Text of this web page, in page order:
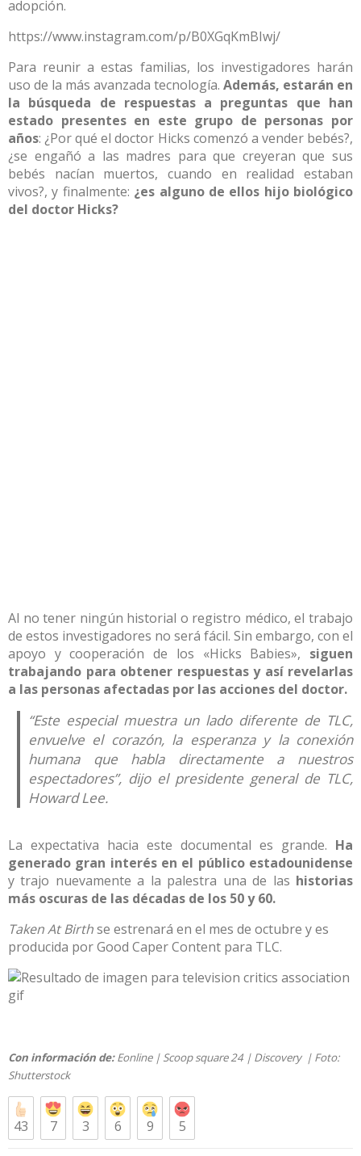
adopción.
https://www.instagram.com/p/B0XGqKmBIwj/
Para reunir a estas familias, los investigadores harán
uso de la más avanzada tecnología. Además, estarán en
la búsqueda de respuestas a preguntas que han
estado presentes en este grupo de personas por
años: ¿Por qué el doctor Hicks comenzó a vender bebés?,
¿se engañó a las madres para que creyeran que sus
bebés nacían muertos, cuando en realidad estaban
vivos?, y finalmente: ¿es alguno de ellos hijo biológico
del doctor Hicks?
Al no tener ningún historial o registro médico, el trabajo
de estos investigadores no será fácil. Sin embargo, con el
apoyo y cooperación de los «Hicks Babies», siguen
trabajando para obtener respuestas y así revelarlas
a las personas afectadas por las acciones del doctor.
“Este especial muestra un lado diferente de TLC,
envuelve el corazón, la esperanza y la conexión
humana que habla directamente a nuestros
espectadores”, dijo el presidente general de TLC,
Howard Lee.
La expectativa hacia este documental es grande. Ha
generado gran interés en el público estadounidense
y trajo nuevamente a la palestra una de las historias
más oscuras de las décadas de los 50 y 60.
Taken At Birthse estrenará en el mes de octubre y es
producida por Good Caper Content para TLC.
Con información de:Eonline| Scoop square 24 | Discovery| Foto:
Shutterstock
43 7 3 6 9 5